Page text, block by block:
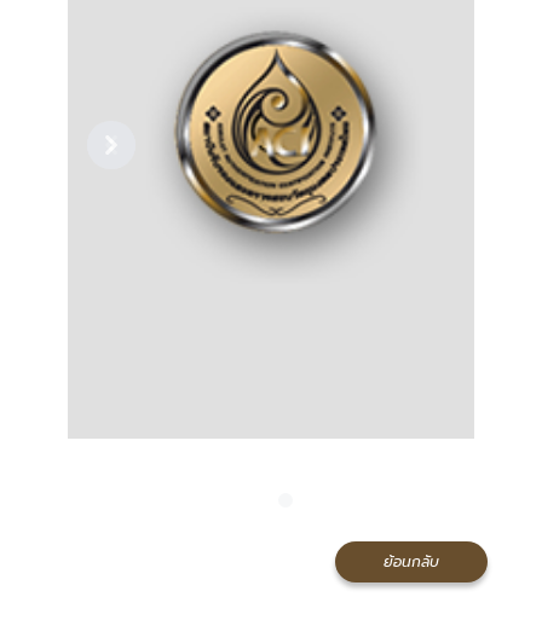
Previous
Next
ย้อนกลับ